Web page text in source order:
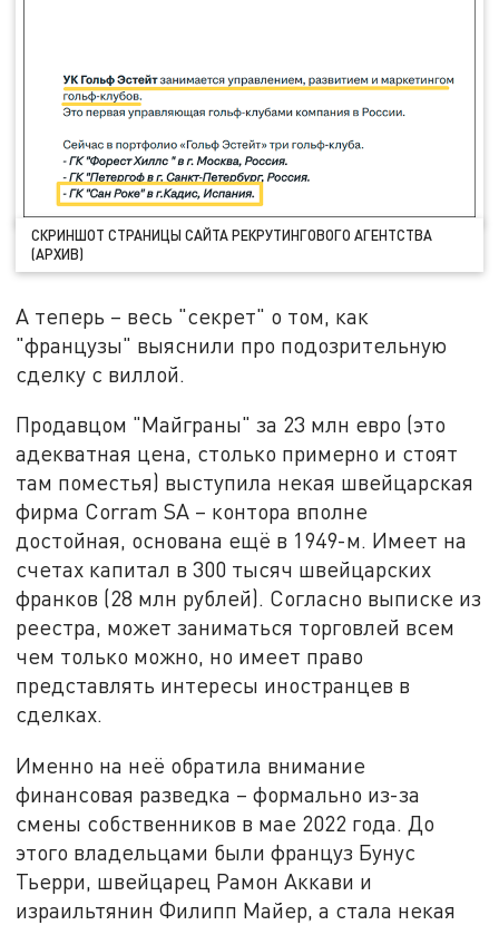
СКРИНШОТ СТРАНИЦЫ САЙТА РЕКРУТИНГОВОГО АГЕНТСТВА
(АРХИВ)
А теперь – весь "секрет" о том, как
"французы" выяснили про подозрительную
сделку с виллой.
Продавцом "Майграны" за 23 млн евро (это
адекватная цена, столько примерно и стоят
там поместья) выступила некая швейцарская
фирма Corram SA – контора вполне
достойная, основана ещё в 1949-м. Имеет на
счетах капитал в 300 тысяч швейцарских
франков (28 млн рублей). Согласно выписке из
реестра, может заниматься торговлей всем
чем только можно, но имеет право
представлять интересы иностранцев в
сделках.
Именно на неё обратила внимание
финансовая разведка – формально из-за
смены собственников в мае 2022 года. До
этого владельцами были француз Бунус
Тьерри, швейцарец Рамон Аккави и
израильтянин Филипп Майер, а стала некая